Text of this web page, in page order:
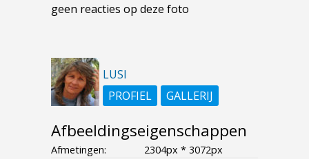
geen reacties op deze foto
LUSI
PROFIEL
GALLERIJ
Afbeeldingseigenschappen
Afmetingen:
2304px * 3072px